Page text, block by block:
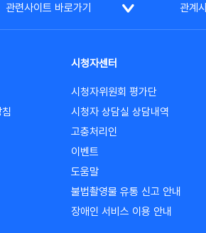
관련사이트 바로가기 관계
시청자센터
시청자위원회 평가단
시청자 상담실 상담내역
고충처리인
이벤트
도움말
불법촬영물 유통 신고 안내
장애인 서비스 이용 안내